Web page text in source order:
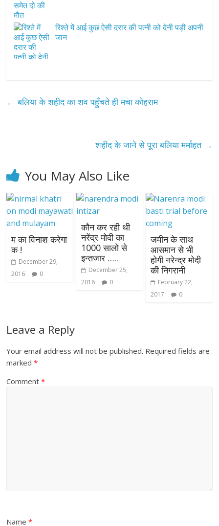
रिश्ते में आई कुछ ऐसी दरार की पत्नी को देनी पड़ी अपनी
जान
← बलिया के शहीद का शव पहुँचते ही मचा कोहराम
शहीद के जाने से पूरा बलिया मर्माहत →
You May Also Like
म का विनाश करेगा
क !
December 29,
2016
0
कौन कर रही थी
नरेंद्र मोदी का
1000 सालो से
इन्तजार …..
December 25,
2016
0
जमीन के साथ
आसमान से भी
होगी नरेन्द्र मोदी
की निगरानी
February 22,
2017
0
Leave a Reply
Your email address will not be published. Required fields are
marked*
Comment*
Name*